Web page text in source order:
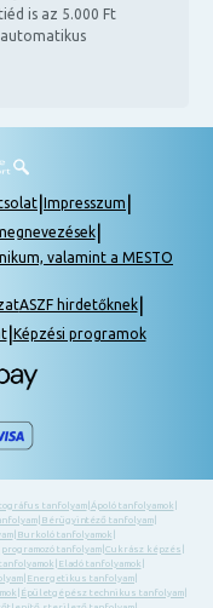
is az 5.000 Ft
Impresszum
|
valamint a MESTO
ASZF hirdetőknek|
| Képzési programok
tanfolyam| Ápoló tanfolyamok
| Bérügyintéző tanfolyam|
| Burkoló tanfolyamok
programozó tanfolyam| Cukrász képzés
Eladó tanfolyamok
Energetikus tanfolyam
Épületgépész technikus tanfolyam